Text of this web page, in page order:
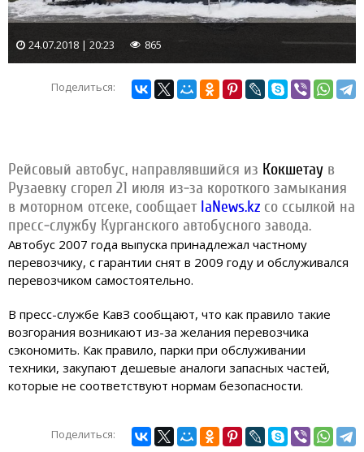
24.07.2018 | 20:23 865
Поделиться:
Рейсовый автобус, направлявшийся из Кокшетау в
Рузаевку сгорел 21 июля из-за короткого замыкания
в моторном отсеке, сообщает IaNews.kz со ссылкой на
пресс-службу Курганского автобусного завода.
Автобус 2007 года выпуска принадлежал частному
перевозчику, с гарантии снят в 2009 году и обслуживался
перевозчиком самостоятельно.
В пресс-службе КавЗ сообщают, что как правило такие
возгорания возникают из-за желания перевозчика
сэкономить. Как правило, парки при обслуживании
техники, закупают дешевые аналоги запасных частей,
которые не соответствуют нормам безопасности.
Поделиться: